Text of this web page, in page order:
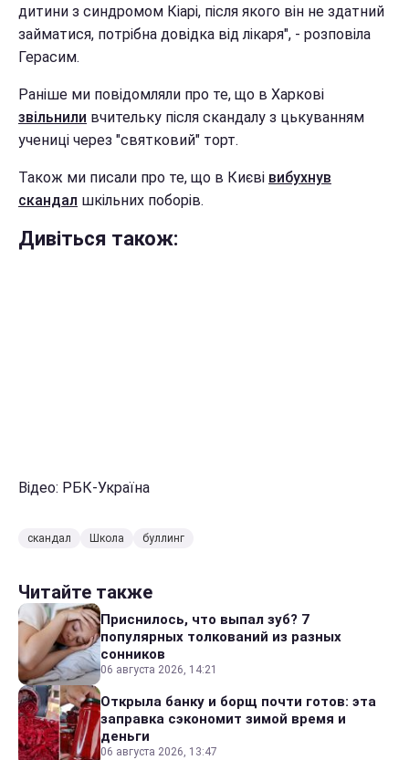
дитини з синдромом Кіарі, після якого він не здатний
займатися, потрібна довідка від лікаря", - розповіла
Герасим.
Раніше ми повідомляли про те, що в Харкові
звільнили вчительку після скандалу з цькуванням
учениці через "святковий" торт.
Також ми писали про те, що в Києві вибухнув
скандал шкільних поборів.
Дивіться також:
Відео: РБК-Україна
скандал Школа буллинг
Читайте также
Приснилось, что выпал зуб? 7
популярных толкований из разных
сонников
06 августа 2026, 14:21
Открыла банку и борщ почти готов: эта
заправка сэкономит зимой время и
деньги
06 августа 2026, 13:47